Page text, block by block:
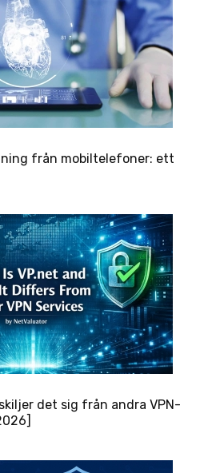
från mobiltelefoner: ett
det sig från andra VPN-